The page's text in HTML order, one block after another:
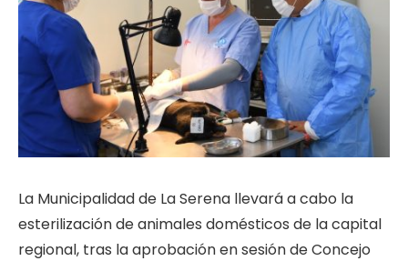
La Municipalidad de La Serena llevará a cabo la
esterilización de animales domésticos de la capital
regional, tras la aprobación en sesión de Concejo